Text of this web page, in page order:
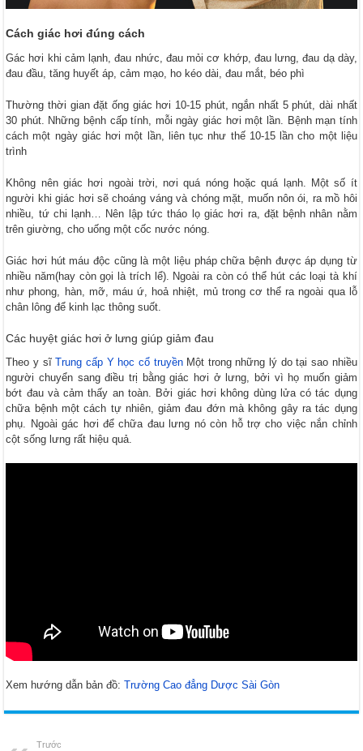
Cách giác hơi đúng cách
Gác hơi khi cảm lạnh, đau nhức, đau mỏi cơ khớp, đau lưng, đau dạ dày,
đau đầu, tăng huyết áp, cảm mạo, ho kéo dài, đau mắt, béo phì
Thường thời gian đặt ống giác hơi 10-15 phút, ngắn nhất 5 phút, dài nhất
30 phút. Những bệnh cấp tính, mỗi ngày giác hơi một lần. Bệnh mạn tính
cách một ngày giác hơi một lần, liên tục như thế 10-15 lần cho một liệu
trình
Không nên giác hơi ngoài trời, nơi quá nóng hoặc quá lạnh. Một số ít
người khi giác hơi sẽ choáng váng và chóng mặt, muốn nôn ói, ra mồ hôi
nhiều, tứ chi lạnh… Nên lập tức tháo lọ giác hơi ra, đặt bệnh nhân nằm
trên giường, cho uống một cốc nước nóng.
Giác hơi hút máu độc cũng là một liệu pháp chữa bệnh được áp dụng từ
nhiều năm(hay còn gọi là trích lể). Ngoài ra còn có thể hút các loại tà khí
như phong, hàn, mỡ, máu ứ, hoả nhiệt, mủ trong cơ thể ra ngoài qua lỗ
chân lông để kinh lạc thông suốt.
Các huyệt giác hơi ở lưng giúp giảm đau
Theo y sĩTrung cấp Y học cổ truyềnMột trong những lý do tại sao nhiều
người chuyển sang điều trị bằng giác hơi ở lưng, bởi vì họ muốn giảm
bớt đau và cảm thấy an toàn. Bởi giác hơi không dùng lửa có tác dụng
chữa bệnh một cách tự nhiên, giảm đau đớn mà không gây ra tác dụng
phụ. Ngoài gác hơi để chữa đau lưng nó còn hỗ trợ cho việc nắn chỉnh
cột sống lưng rất hiệu quả.
Xem hướng dẫn bản đồ:Trường Cao đẳng Dược Sài Gòn
Trước